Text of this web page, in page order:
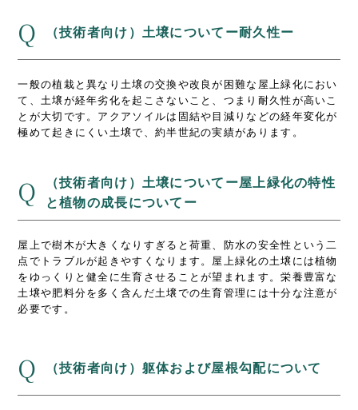
Q （技術者向け）土壌についてー耐久性ー
一般の植栽と異なり土壌の交換や改良が困難な屋上緑化におい
て、土壌が経年劣化を起こさないこと、つまり耐久性が高いこ
とが大切です。アクアソイルは固結や目減りなどの経年変化が
極めて起きにくい土壌で、約半世紀の実績があります。
Q
（技術者向け）土壌についてー屋上緑化の特性
と植物の成長についてー
屋上で樹木が大きくなりすぎると荷重、防水の安全性という二
点でトラブルが起きやすくなります。屋上緑化の土壌には植物
をゆっくりと健全に生育させることが望まれます。栄養豊富な
土壌や肥料分を多く含んだ土壌での生育管理には十分な注意が
必要です。
Q （技術者向け）躯体および屋根勾配について